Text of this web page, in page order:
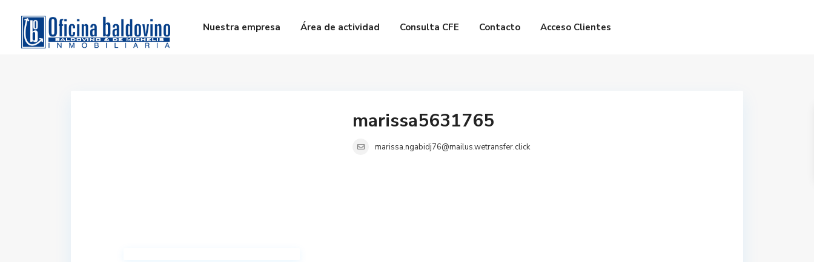
Nuestra empresa Área de actividad Consulta CFE Contacto Acceso Clientes
marissa5631765
marissa.ngabidj76@mailus.wetransfer.click